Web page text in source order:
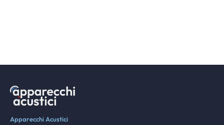
Apparecchi Acustici